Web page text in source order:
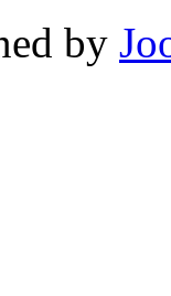
by